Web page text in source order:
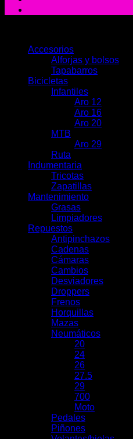
Accesorios
Alforjas y bolsos
Tapabarros
Bicicletas
Infantiles
Aro 12
Aro 16
Aro 20
MTB
Aro 29
Ruta
Indumentaria
Tricotas
Zapatillas
Mantenimiento
Grasas
Limpiadores
Repuestos
Antipinchazos
Cadenas
Cámaras
Cambios
Desviadores
Droppers
Frenos
Horquillas
Mazas
Neumáticos
20
24
26
27.5
29
700
Moto
Pedales
Piñones